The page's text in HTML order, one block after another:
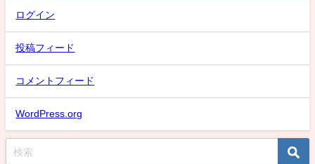
ログイン
投稿フィード
コメントフィード
WordPress.org